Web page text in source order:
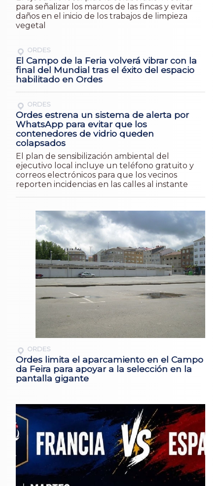
para señalizar los marcos de las fincas y evitar
daños en el inicio de los trabajos de limpieza
vegetal
ORDES
El Campo de la Feria volverá vibrar con la
final del Mundial tras el éxito del espacio
habilitado en Ordes
ORDES
Ordes estrena un sistema de alerta por
WhatsApp para evitar que los
contenedores de vidrio queden
colapsados
El plan de sensibilización ambiental del
ejecutivo local incluye un teléfono gratuito y
correos electrónicos para que los vecinos
reporten incidencias en las calles al instante
ORDES
Ordes limita el aparcamiento en el Campo
da Feira para apoyar a la selección en la
pantalla gigante